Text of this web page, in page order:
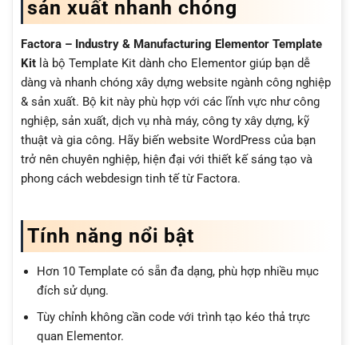
sản xuất nhanh chóng
Factora – Industry & Manufacturing Elementor Template
Kit là bộ Template Kit dành cho Elementor giúp bạn dễ
dàng và nhanh chóng xây dựng website ngành công nghiệp
& sản xuất. Bộ kit này phù hợp với các lĩnh vực như công
nghiệp, sản xuất, dịch vụ nhà máy, công ty xây dựng, kỹ
thuật và gia công. Hãy biến website WordPress của bạn
trở nên chuyên nghiệp, hiện đại với thiết kế sáng tạo và
phong cách webdesign tinh tế từ Factora.
Tính năng nổi bật
Hơn 10 Template có sẵn đa dạng, phù hợp nhiều mục
đích sử dụng.
Tùy chỉnh không cần code với trình tạo kéo thả trực
quan Elementor.